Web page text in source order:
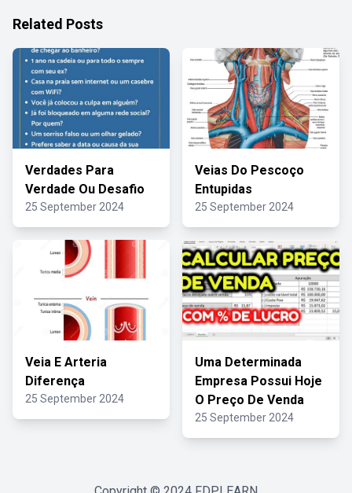
Related Posts
Verdades Para
Verdade Ou Desafio
25 September 2024
Veias Do Pescoço
Entupidas
25 September 2024
Veia E Arteria
Diferença
25 September 2024
Uma Determinada
Empresa Possui Hoje
O Preço De Venda
25 September 2024